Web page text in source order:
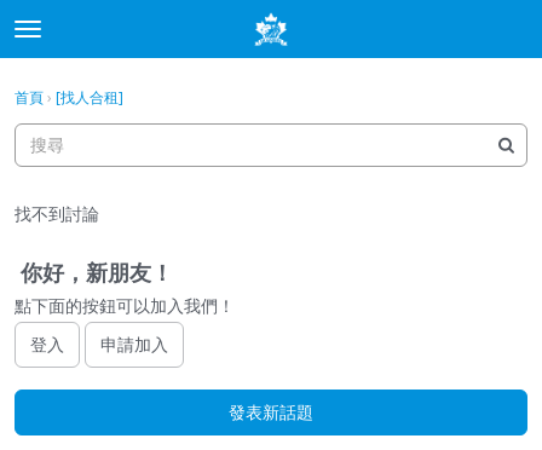
t
o
g
e
e
u
最新動態
登入 申請加入
首頁› [找人合租]
找不到討論
你好，新朋友！
點下面的按鈕可以加入我們！
登入
申請加入
發表新話題